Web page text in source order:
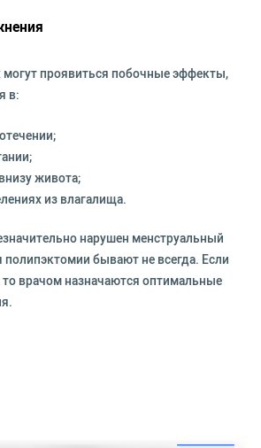
могут проявиться побочные эффекты,
в:
живота;
из влагалища.
нарушен менструальный
бывают не всегда. Если
врачом назначаются оптимальные